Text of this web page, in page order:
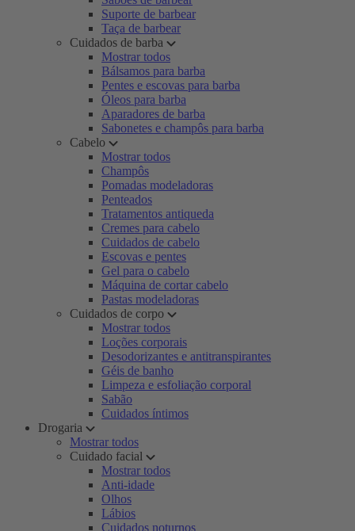
Suporte de barbear
Taça de barbear
Cuidados de barba
Mostrar todos
Bálsamos para barba
Pentes e escovas para barba
Óleos para barba
Aparadores de barba
Sabonetes e champôs para barba
Cabelo
Mostrar todos
Champôs
Pomadas modeladoras
Penteados
Tratamentos antiqueda
Cremes para cabelo
Cuidados de cabelo
Escovas e pentes
Gel para o cabelo
Máquina de cortar cabelo
Pastas modeladoras
Cuidados de corpo
Mostrar todos
Loções corporais
Desodorizantes e antitranspirantes
Géis de banho
Limpeza e esfoliação corporal
Sabão
Cuidados íntimos
Drogaria
Mostrar todos
Cuidado facial
Mostrar todos
Anti-idade
Olhos
Lábios
Cuidados noturnos